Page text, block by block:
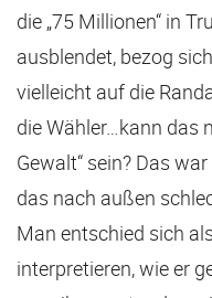
die „75 Millionen“ in
ausblendet, bezog
vielleicht auf die
die Wähler…kann das
Gewalt“ sein? Das
das nach außen
Man entschied sich
interpretieren, wie er